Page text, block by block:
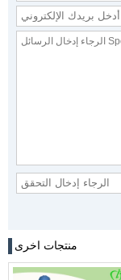
منتجات اخرى